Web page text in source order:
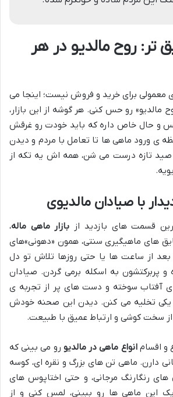
تر: روح مالدیو در هر
معمولی برای خرید و فروش نیست؛ اینجا می
مالدیو» رو حس کنی. هر گوشه از این بازار،
و حال خاص داره که باید خودت رو غرقش
ی ورود ماهی ها تا تعامل با مردم و دیدن
صید تازه درست می شن، همه اش یه تکه از
دیدار با صیادان مالدیوی
قسمت های بازدید از بازار ماهی ماله،
های ماهیگیری سنتی، همون «دهونی»های
بعد از ساعت ها یا حتی روزها تلاش تو دل
و پربرکتشون به اسکله برمی گردن. صیادان
آفتاب سوخته و دست های پر از تجربه ی
یکی تخلیه می کنن. دیدن این صحنه خودش
سخت کوشی و ارتباط عمیق با طبیعت.
و اقسامانواع ماهی در مالدیو رو می بینی که
دارن. ماهی تن های بزرگ و نقره ای، کوسه
رنگارنگ مرجانی، و حتی اختاپوس های
این ماهی ها رو ببینی، لمس کنی و از